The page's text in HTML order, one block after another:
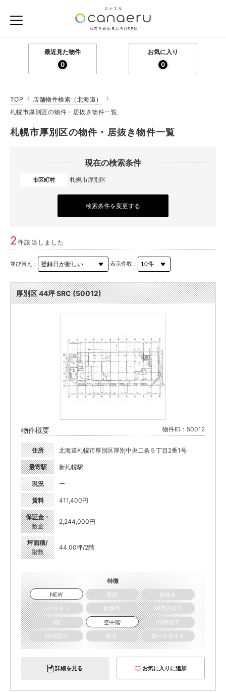
最近見た物件
0
お気に入り
0
TOP
店舗物件検索（北海道）
札幌市厚別区の物件・居抜き物件一覧
札幌市厚別区の物件・居抜き物件一覧
現在の検索条件
市区町村 札幌市厚別区
検索条件を変更する
2件該当しました
並び替え： 表示件数：
厚別区 44坪 SRC (50012)
物件概要 物件ID：50012
住所 北海道札幌市厚別区厚別中央二条５丁目2番1号
最寄駅 新札幌駅
現況 ー
賃料 411,400円
保証金・
敷金
2,244,000円
坪面積/
階数
44.00坪/2階
特徴
NEW
更新
居抜き
スケルトン
飲食可
30万円以下
1階
空中階
20坪以下
50坪以上
駅近 ロードサイド
詳細を見る お気に入りに追加